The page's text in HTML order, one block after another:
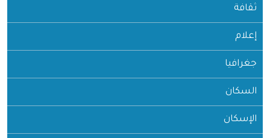
ثقافة
إعلام
جغرافيا
السكان
الإسكان